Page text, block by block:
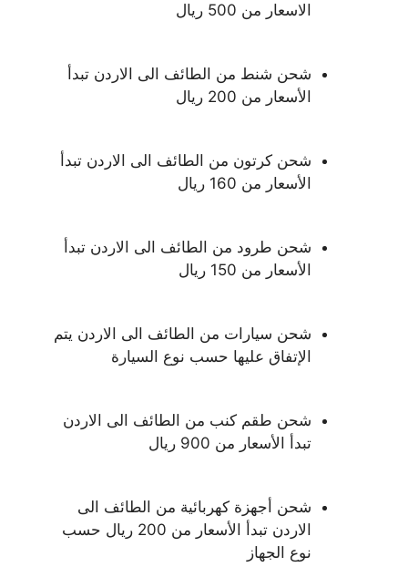
الاسعار من 500 ريال
شحن شنط من الطائف الى الاردن تبدأ
الأسعار من 200 ريال
شحن كرتون من الطائف الى الاردن تبدأ
الأسعار من 160 ريال
شحن طرود من الطائف الى الاردن تبدأ
الأسعار من 150 ريال
شحن سيارات من الطائف الى الاردن يتم
الإتفاق عليها حسب نوع السيارة
شحن طقم كنب من الطائف الى الاردن
تبدأ الأسعار من 900 ريال
شحن أجهزة كهربائية من الطائف الى
الاردن تبدأ الأسعار من 200 ريال حسب
نوع الجهاز